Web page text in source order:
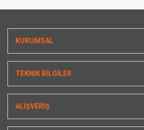
KURUMSAL
TEKNİK BİLGİLER
ALIŞVERİŞ